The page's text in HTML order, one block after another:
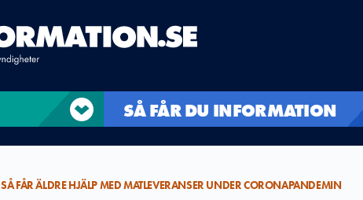
SÅ FÅR DU INFORMATION
SÅ FÅR ÄLDRE HJÄLP MED MATLEVERANSER UNDER CORONAPANDEMIN